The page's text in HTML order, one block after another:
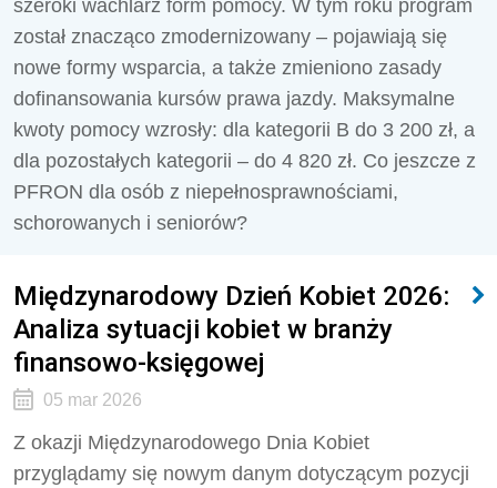
szeroki wachlarz form pomocy. W tym roku program
został znacząco zmodernizowany – pojawiają się
nowe formy wsparcia, a także zmieniono zasady
dofinansowania kursów prawa jazdy. Maksymalne
kwoty pomocy wzrosły: dla kategorii B do 3 200 zł, a
dla pozostałych kategorii – do 4 820 zł. Co jeszcze z
PFRON dla osób z niepełnosprawnościami,
schorowanych i seniorów?
Międzynarodowy Dzień Kobiet 2026:
Analiza sytuacji kobiet w branży
finansowo-księgowej
05 mar 2026
Z okazji Międzynarodowego Dnia Kobiet
przyglądamy się nowym danym dotyczącym pozycji